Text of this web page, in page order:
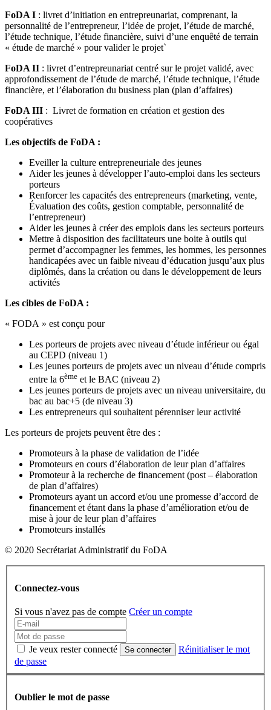
FoDA I : livret d’initiation en entrepreunariat, comprenant, la
personnalité de l’entrepreneur, l’idée de projet, l’étude de marché,
l’étude technique, l’étude financière, suivi d’une enquêté de terrain
« étude de marché » pour valider le projet`
FoDA II : livret d’entrepreunariat centré sur le projet validé, avec
approfondissement de l’étude de marché, l’étude technique, l’étude
financière, et l’élaboration du business plan (plan d’affaires)
FoDA III : Livret de formation en création et gestion des
coopératives
Les objectifs de FoDA :
Eveiller la culture entrepreneuriale des jeunes
Aider les jeunes à développer l’auto-emploi dans les secteurs
porteurs
Renforcer les capacités des entrepreneurs (marketing, vente,
Évaluation des coûts, gestion comptable, personnalité de
l’entrepreneur)
Aider les jeunes à créer des emplois dans les secteurs porteurs
Mettre à disposition des facilitateurs une boite à outils qui
permet d’accompagner les femmes, les hommes, les personnes
handicapées avec un faible niveau d’éducation jusqu’aux plus
diplômés, dans la création ou dans le développement de leurs
activités
Les cibles de FoDA :
« FODA » est conçu pour
Les porteurs de projets avec niveau d’étude inférieur ou égal
au CEPD (niveau 1)
Les jeunes porteurs de projets avec un niveau d’étude compris
entre la 6ème et le BAC (niveau 2)
Les jeunes porteurs de projets avec un niveau universitaire, du
bac au bac+5 (de niveau 3)
Les entrepreneurs qui souhaitent pérenniser leur activité
Les porteurs de projets peuvent être des :
Promoteurs à la phase de validation de l’idée
Promoteurs en cours d’élaboration de leur plan d’affaires
Promoteur à la recherche de financement (post – élaboration
de plan d’affaires)
Promoteurs ayant un accord et/ou une promesse d’accord de
financement et étant dans la phase d’amélioration et/ou de
mise à jour de leur plan d’affaires
Promoteurs installés
© 2020 Secrétariat Administratif du FoDA
Connectez-vous
Si vous n'avez pas de compte Créer un compte
Je veux rester connecté Se connecter
Réinitialiser le mot
de passe
Oublier le mot de passe